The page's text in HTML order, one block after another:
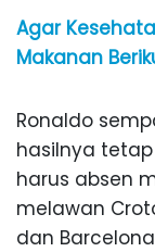
Agar
Makanan
Ronaldo
hasilnya
harus absen
melawan
dan